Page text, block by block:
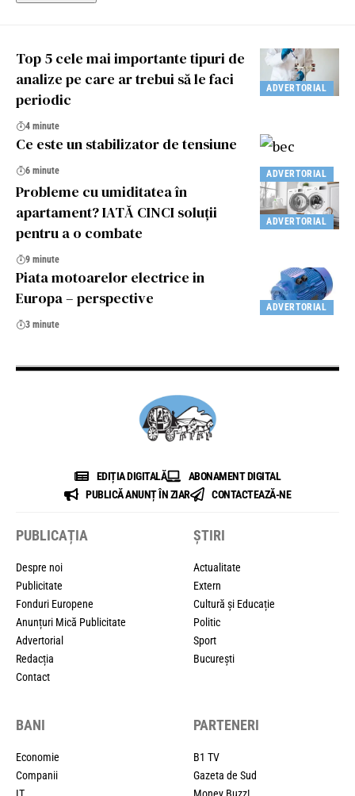
ADVERTORIAL
Top 5 cele mai importante tipuri de
analize pe care ar trebui să le faci
periodic
4 minute
ADVERTORIAL
Ce este un stabilizator de tensiune
6 minute
ADVERTORIAL
Probleme cu umiditatea în
apartament? IATĂ CINCI soluții
pentru a o combate
9 minute
ADVERTORIAL
Piata motoarelor electrice in
Europa – perspective
3 minute
EDIȚIA DIGITALĂ
ABONAMENT DIGITAL
PUBLICĂ ANUNȚ ÎN ZIAR
CONTACTEAZĂ-NE
PUBLICAȚIA
Despre noi
Publicitate
Fonduri Europene
Anunțuri Mică Publicitate
Advertorial
Redacția
Contact
ȘTIRI
Actualitate
Extern
Cultură și Educație
Politic
Sport
București
BANI
Economie
Companii
PARTENERI
B1 TV
Gazeta de Sud